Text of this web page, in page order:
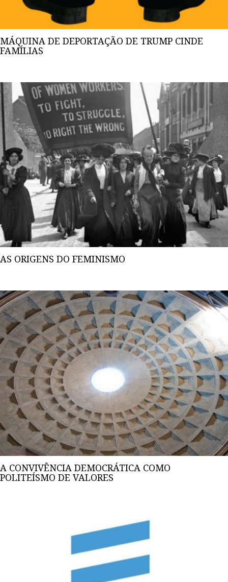
MÁQUINA DE DEPORTAÇÃO DE TRUMP CINDE
FAMÍLIAS
AS ORIGENS DO FEMINISMO
A CONVIVÊNCIA DEMOCRÁTICA COMO
POLITEÍSMO DE VALORES